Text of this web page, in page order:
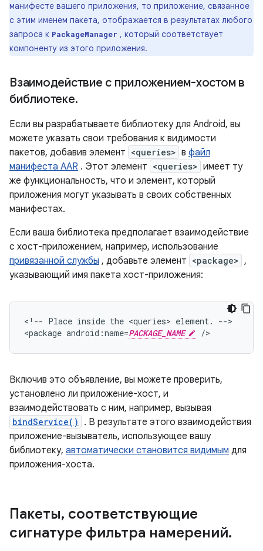
манифесте вашего приложения, то приложение, связанное
с этим именем пакета, отображается в результатах любого
запроса к PackageManager , который соответствует
компоненту из этого приложения.
Взаимодействие с приложением-хостом в
библиотеке.
Если вы разрабатываете библиотеку для Android, вы
можете указать свои требования к видимости
пакетов, добавив элемент <queries> в файл
манифеста AAR . Этот элемент <queries> имеет ту
же функциональность, что и элемент, который
приложения могут указывать в своих собственных
манифестах.
Если ваша библиотека предполагает взаимодействие
с хост-приложением, например, использование
привязанной службы , добавьте элемент <package> ,
указывающий имя пакета хост-приложения:
<!-- Place inside the <queries> element.
-->
<package android:name=PACKAGE_NAME />
Включив это объявление, вы можете проверить,
установлено ли приложение-хост, и
взаимодействовать с ним, например, вызывая
bindService()
. В результате этого взаимодействия
приложение-вызыватель, использующее вашу
библиотеку, автоматически становится видимым для
приложения-хоста.
Пакеты, соответствующие
сигнатуре фильтра намерений.